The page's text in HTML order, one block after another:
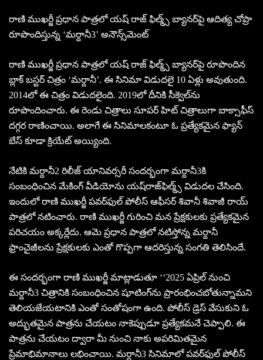
రాణి ముఖ‌ర్జీ ప్ర‌ధాన పాత్ర‌లో య‌ష్ రాజ్ ఫిల్మ్స్ బ్యాన‌ర్‌పై ఆదిత్య చోప్రా
రూపొందిస్తున్న ‘మర్దానీ3’ అనౌన్స్‌మెంట్‌
రాణి ముఖర్జీ ప్రధాన పాత్రలో యష్ రాజ్ ఫిల్మ్స్ బ్యానర్‌పై రూపొందిన
బ్లాక్ బ‌స్ట‌ర్ చిత్రం ‘మర్దానీ’. ఈ సినిమా విడుద‌లై 10 ఏళ్లు అవుతుంది.
2014లో ఈ చిత్రం విడుద‌లైంది. 2019లో దీనికి సీక్వెల్‌ను
రూపొందించారు. ఈ రెండు చిత్రాలు సూప‌ర్ హిట్ చిత్రాలుగా బాక్సాఫీస్
ద‌గ్గ‌ర రాణించాయి. అలాగే ఈ సినిమాల‌కంటూ ఓ ప్ర‌త్యేక‌మైన ఫ్యాన్
బేస్ కూడా క్రియేట్ అయ్యింది.
నేటికి మ‌ర్దానీ2 రిలీజ్ యానివ‌ర్స‌రీ సంద‌ర్భంగా మ‌ర్దానీ3కి
సంబంధించిన మేకింగ్ వీడియోను య‌ష్‌రాజ్‌ఫిల్మ్స్ విడుద‌ల చేసింది.
ఇందులో రాణి ముఖ‌ర్జీ ప‌వ‌ర్‌ఫుల్ పోలీస్ ఆఫీస‌ర్ శివానీ శివాజీ రాయ్
పాత్ర‌లో న‌టించారు. రాణి ముఖర్జీ గురించి మ‌న ప్రేక్ష‌కుల‌కు ప్ర‌త్యేక‌మైన
ప‌రిచ‌యం అక్క‌ర్లేదు. ఆమె ప్ర‌ధాన పాత్ర‌లో న‌టిస్తోన్న మ‌ర్దానీ
ఫ్రాంచైజీల‌ను ప్రేక్ష‌కుల‌కు ఎంతో గొప్ప‌గా ఆద‌రిస్తున్న సంగ‌తి తెలిసిందే.
ఈ సంద‌ర్భంగా రాణి ముఖ‌ర్జీ మాట్లాడుతూ ‘‘2025 ఏప్రిల్ నుంచి
మ‌ర్దానీ3 చిత్రానికి సంబంధించిన షూటింగ్‌ను ప్రారంభించ‌బోతున్నామ‌ని
తెలియ‌జేయ‌టానికి ఎంతో సంతోషంగా ఉంది. పోలీస్ డ్రెస్ వేసుకుని ఓ
అద్భుత‌మైన పాత్ర‌ను చేయ‌టం నాకెప్పుడూ ప్ర‌త్యేక‌మనే చెప్పాలి. ఈ
పాత్ర‌ను చేయ‌టం ద్వారా మీ నుంచి నాకు అప‌రిమిత‌మైన
ప్రేమాభిమానాలు ల‌భించాయి. మ‌ర్దానీ3 సినిమాలో ప‌వ‌ర్‌ఫుల్ పోలీస్